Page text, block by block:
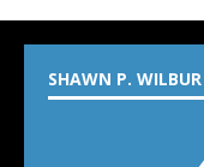
SHAWN P. WILBUR